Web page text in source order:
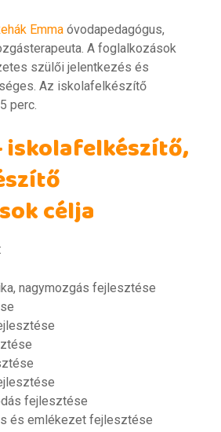
Emma óvodapedagógus,
A foglalkozások
szülői jelentkezés és
Az iskolafelkészítő
perc.
iskolafelkészítő,
célja
nagymozgás fejlesztése
fejlesztése
és emlékezet fejlesztése